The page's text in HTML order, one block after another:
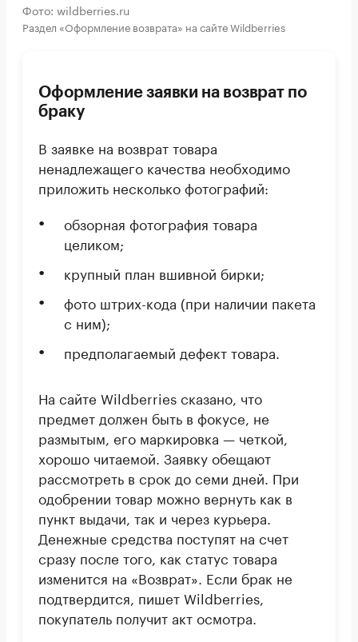
Фото: wildberries.ru
Раздел «Оформление возврата» на сайте Wildberries
Оформление заявки на возврат по
браку
В заявке на возврат товара
ненадлежащего качества необходимо
приложить несколько фотографий:
обзорная фотография товара
целиком;
крупный план вшивной бирки;
фото штрих-кода (при наличии пакета
с ним);
предполагаемый дефект товара.
На сайте Wildberries сказано, что
предмет должен быть в фокусе, не
размытым, его маркировка — четкой,
хорошо читаемой. Заявку обещают
рассмотреть в срок до семи дней. При
одобрении товар можно вернуть как в
пункт выдачи, так и через курьера.
Денежные средства поступят на счет
сразу после того, как статус товара
изменится на «Возврат». Если брак не
подтвердится, пишет Wildberries,
покупатель получит акт осмотра.